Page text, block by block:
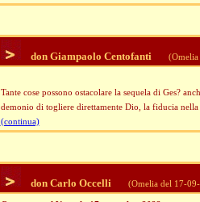
don Giampaolo Centofanti
Tante cose possono ostacolare la sequela di Ges?
demonio di togliere direttamente Dio, la fiducia
(continua)
don Carlo Occelli (Omelia del 17-